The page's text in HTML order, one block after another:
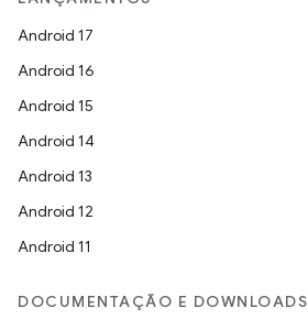
Android 17
Android 16
Android 15
Android 14
Android 13
Android 12
Android 11
DOCUMENTAÇÃO E DOWNLOADS